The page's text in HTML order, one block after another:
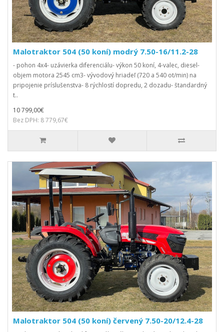
Malotraktor 504 (50 koní) modrý 7.50-16/11.2-28
- pohon 4x4- uzávierka diferenciálu- výkon 50 koní, 4-valec, diesel-
objem motora 2545 cm3- vývodový hriadeľ (720 a 540 ot/min) na
pripojenie príslušenstva- 8 rýchlostí dopredu, 2 dozadu- štandardný
t..
10 799,00€
Bez DPH: 8 779,67€
Malotraktor 504 (50 koní) červený 7.50-20/12.4-28